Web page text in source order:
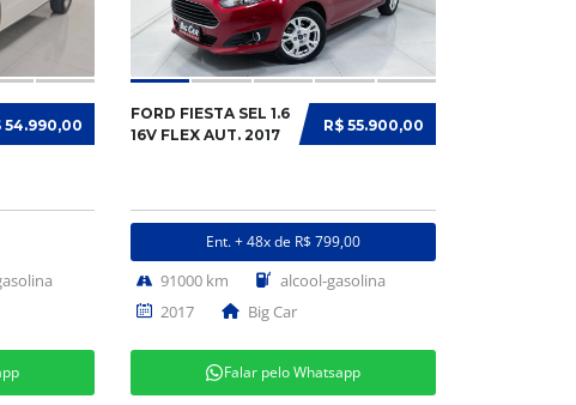
54.990,00 R$ 55.900,00
FORD FIESTA SEL 1.6
16V FLEX AUT. 2017
Ent. + 48x de R$ 799,00
91000 km
alcool-gasolina
2017
Big Car
Falar pelo Whatsapp